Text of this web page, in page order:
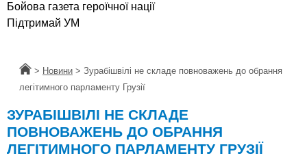
Бойова газета героїчної нації
Підтримай УМ
Головна
> Новини > Зурабішвілі не складе повноважень до обрання
легітимного парламенту Грузії
ЗУРАБІШВІЛІ НЕ СКЛАДЕ
ПОВНОВАЖЕНЬ ДО ОБРАННЯ
ЛЕГІТИМНОГО ПАРЛАМЕНТУ ГРУЗІЇ